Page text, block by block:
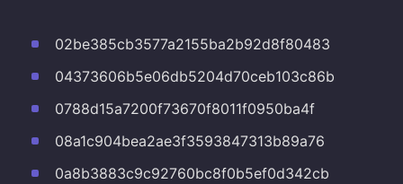
02be385cb3577a2155ba2b92d8f80483
04373606b5e06db5204d70ceb103c86b
0788d15a7200f73670f8011f0950ba4f
08a1c904bea2ae3f3593847313b89a76
0a8b3883c9c92760bc8f0b5ef0d342cb